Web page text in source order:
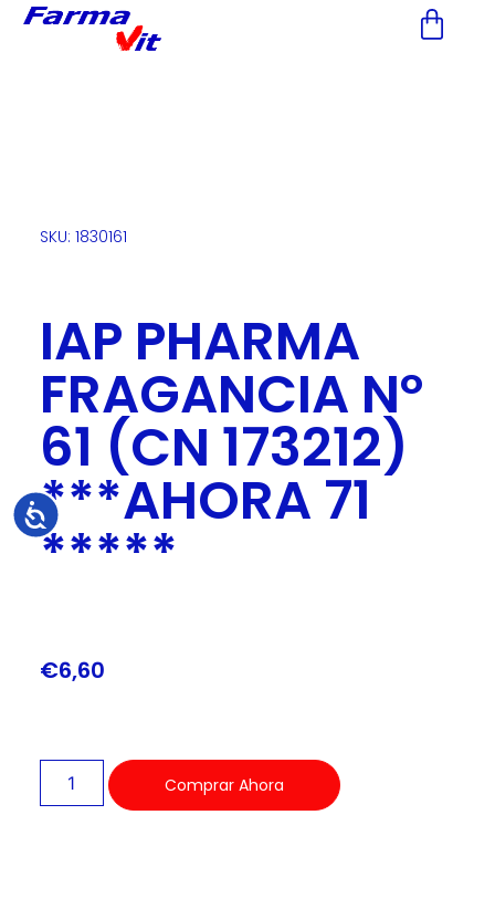
Nota:
accesibilidad.
Accesibilidad
SKU: 1830161
IAP PHARMA
FRAGANCIA Nº
61 (CN 173212)
***AHORA 71
*****
€6,60
Comprar Ahora